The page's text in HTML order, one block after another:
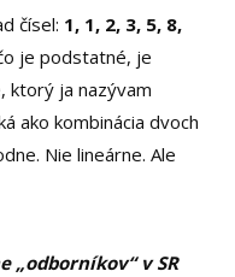
čísel: 1, 1, 2, 3, 5, 8,
je podstatné, je
ktorý ja nazývam
ako kombinácia dvoch
Nie lineárne. Ale
„odborníkov“ v SR